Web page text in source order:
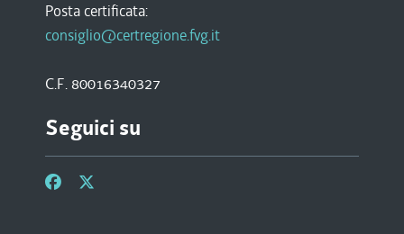
Posta certificata:
consiglio@certregione.fvg.it
C.F. 80016340327
Seguici su